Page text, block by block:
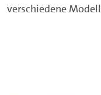
verschiedene